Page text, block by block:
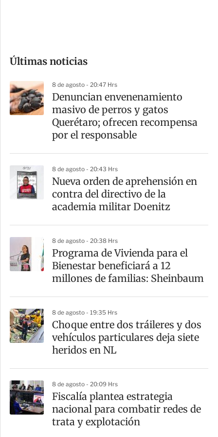
m
a
r
t
Últimas noticias
8 de agosto - 20:47 Hrs
Denuncian envenenamiento
masivo de perros y gatos
Querétaro; ofrecen recompensa
por el responsable
8 de agosto - 20:43 Hrs
Nueva orden de aprehensión en
contra del directivo de la
academia militar Doenitz
8 de agosto - 20:38 Hrs
Programa de Vivienda para el
Bienestar beneficiará a 12
millones de familias: Sheinbaum
8 de agosto - 19:35 Hrs
Choque entre dos tráileres y dos
vehículos particulares deja siete
heridos en NL
8 de agosto - 20:09 Hrs
Fiscalía plantea estrategia
nacional para combatir redes de
trata y explotación